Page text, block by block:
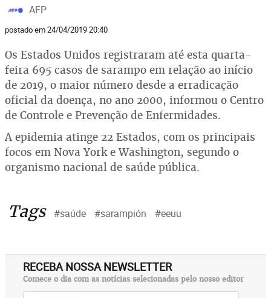
AFP
postado em 24/04/2019 20:40
Os Estados Unidos registraram até esta quarta-
feira 695 casos de sarampo em relação ao início
de 2019, o maior número desde a erradicação
oficial da doença, no ano 2000, informou o Centro
de Controle e Prevenção de Enfermidades.
A epidemia atinge 22 Estados, com os principais
focos em Nova York e Washington, segundo o
organismo nacional de saúde pública.
Tags #saúde #sarampión #eeuu
RECEBA NOSSA NEWSLETTER
Comece o dia com as notícias selecionadas pelo nosso editor